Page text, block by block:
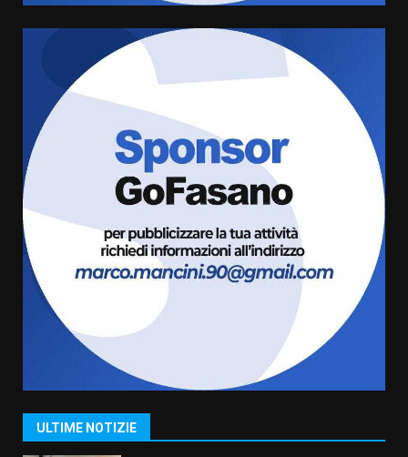
ULTIME NOTIZIE
Politiche Giovanili e Mobilità
Sostenibile: premiati gli studenti
universitari del bando “La strada
giusta”
8 Agosto 2026 07:15
7
“I Contestatori: Musica di
Rivoluzione”: nuovo
appuntamento con “Fasano in
Banda”
7 Agosto 2026 06:05
TARI, Scianaro: “Uniti per una
proposta concreta di
abbattimento per i cittadini
fasanesi”
2
Grande successo per la “Sagra
del Pesce Spada” a Savelletri